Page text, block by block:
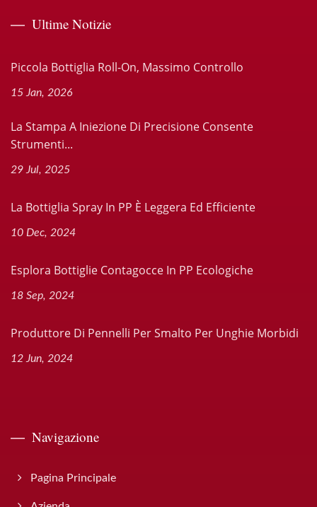
Ultime Notizie
Piccola Bottiglia Roll-On, Massimo Controllo
15 Jan, 2026
La Stampa A Iniezione Di Precisione Consente
Strumenti...
29 Jul, 2025
La Bottiglia Spray In PP È Leggera Ed Efficiente
10 Dec, 2024
Esplora Bottiglie Contagocce In PP Ecologiche
18 Sep, 2024
Produttore Di Pennelli Per Smalto Per Unghie Morbidi
12 Jun, 2024
Navigazione
Pagina Principale